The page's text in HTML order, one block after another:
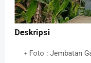
Deskripsi
Foto : Jembatan